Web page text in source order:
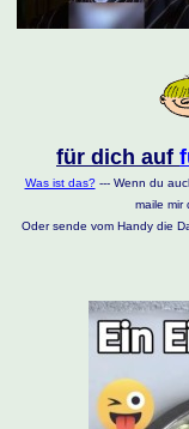
für dich auf
Was ist das?--- Wenn du
maile mir
Oder sende vom Handy die